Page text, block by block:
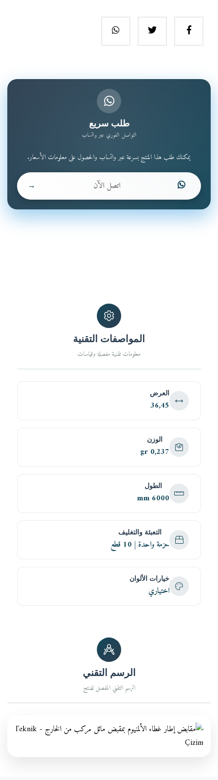
طلب سريع
التواصل الفوري عبر واتساب
يمكنك طلب هذا المنتج بسرعة عبر واتساب والحصول على معلومات الأسعار.
اتصل الآن →
المواصفات التقنية
معلومات تقنية مفصلة وقياسات
العرض
36,45
الوزن
0,237 gr
الطول
6000 mm
التعبئة والتغليف
حزمة واحدة | 10 قطع
خيارات الألوان
اختياري
الرسم التقني
الرسم التقني المفصل للمنتج